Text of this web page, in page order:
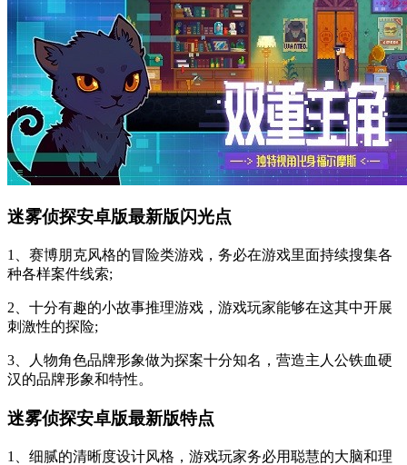
迷雾侦探安卓版最新版闪光点
1、赛博朋克风格的冒险类游戏，务必在游戏里面持续搜集各
种各样案件线索;
2、十分有趣的小故事推理游戏，游戏玩家能够在这其中开展
刺激性的探险;
3、人物角色品牌形象做为探案十分知名，营造主人公铁血硬
汉的品牌形象和特性。
迷雾侦探安卓版最新版特点
1、细腻的清晰度设计风格，游戏玩家务必用聪慧的大脑和理